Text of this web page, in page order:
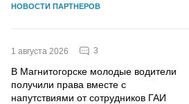
НОВОСТИ ПАРТНЕРОВ
1 августа 2026 3
В Магнитогорске молодые водители
получили права вместе с
напутствиями от сотрудников ГАИ